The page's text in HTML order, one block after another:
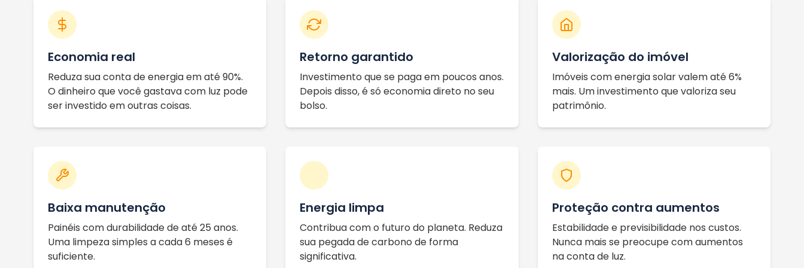
Economia real
Reduza sua conta de energia em até 90%.
O dinheiro que você gastava com luz pode
ser investido em outras coisas.
Retorno garantido
Investimento que se paga em poucos anos.
Depois disso, é só economia direto no seu
bolso.
Valorização do imóvel
Imóveis com energia solar valem até 6%
mais. Um investimento que valoriza seu
patrimônio.
Baixa manutenção
Painéis com durabilidade de até 25 anos.
Uma limpeza simples a cada 6 meses é
suficiente.
Energia limpa
Contribua com o futuro do planeta. Reduza
sua pegada de carbono de forma
significativa.
Proteção contra aumentos
Estabilidade e previsibilidade nos custos.
Nunca mais se preocupe com aumentos
na conta de luz.